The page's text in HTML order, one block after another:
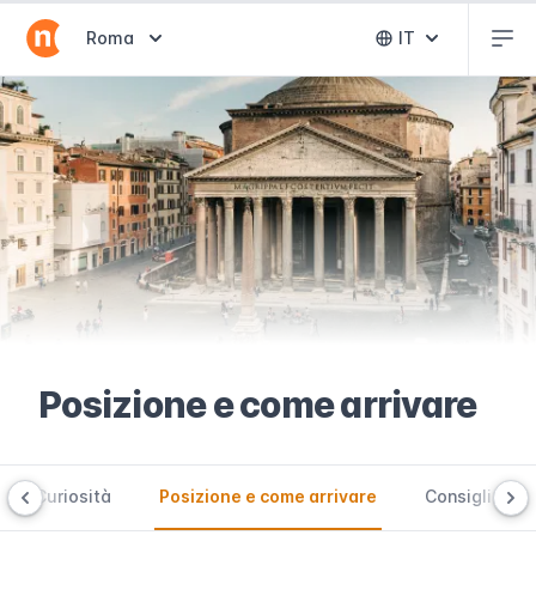
Abrir selector de destinos
Roma Abrir selector
IT
Posizione e come arrivare
Curiosità Posizione e come arrivare Consigli utili